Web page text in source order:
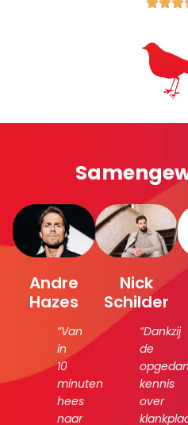
Andre
Hazes
“Van
in
10
minuten
hees
naar
Nick
Schilder
“Dankzij
de
kennis
over